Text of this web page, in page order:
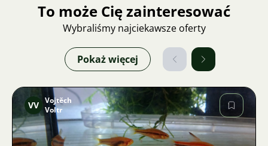
To może Cię zainteresować
Wybraliśmy najciekawsze oferty
Pokaż więcej
VV Vojtěch
Voltr